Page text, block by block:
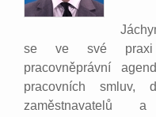
se ve své praxi
pracovněprávní
pracovních smluv,